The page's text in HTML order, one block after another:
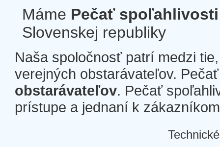
Máme Pečať spoľahlivosti
Slovenskej republiky
Naša spoločnosť patrí medzi
verejných obstarávateľov.
obstarávateľov. Pečať
prístupe a jednaní k